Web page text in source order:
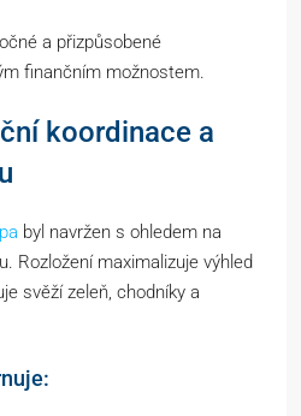
a přizpůsobené
finančním možnostem.
koordinace a
byl navržen s ohledem na
Rozložení maximalizuje výhled
svěží zeleň, chodníky a